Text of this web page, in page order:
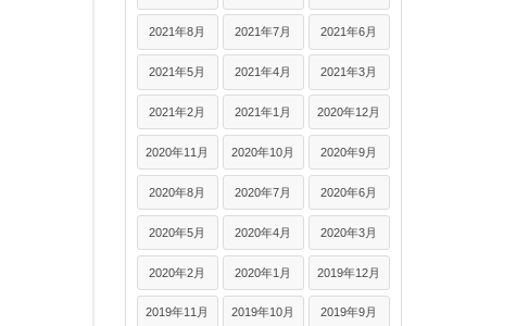
2021年8月 2021年7月 2021年6月
2021年5月 2021年4月 2021年3月
2021年2月 2021年1月 2020年12月
2020年11月 2020年10月 2020年9月
2020年8月 2020年7月 2020年6月
2020年5月 2020年4月 2020年3月
2020年2月 2020年1月 2019年12月
2019年11月 2019年10月 2019年9月